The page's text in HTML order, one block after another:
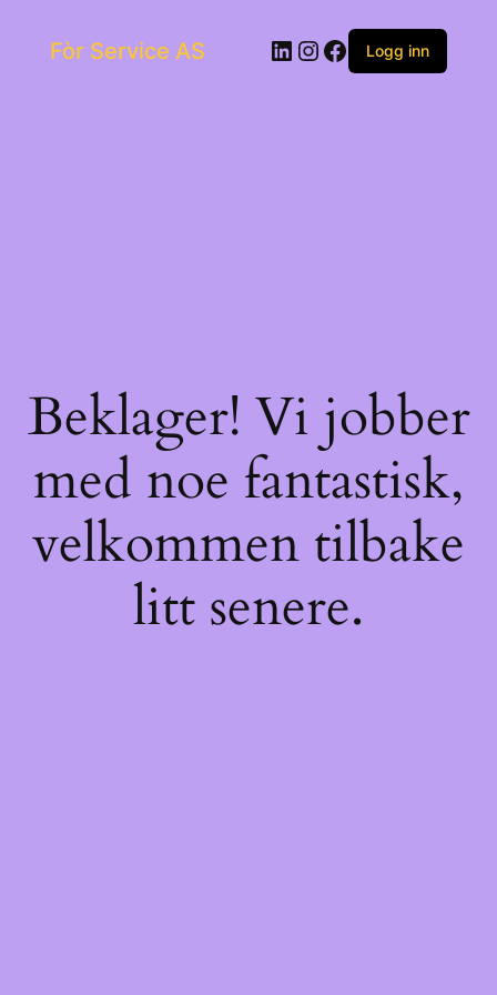
contentFòr Service AS LinkedIn
Instagram
Facebook
Logg inn
Beklager! Vi jobber
med noe fantastisk,
velkommen tilbake
litt senere.